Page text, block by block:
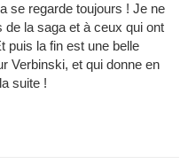
se regarde toujours ! Je ne
de la saga et à ceux qui ont
puis la fin est une belle
Verbinski, et qui donne en
suite !